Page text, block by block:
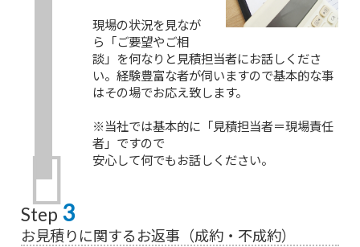
現場の状況を見なが
ら「ご要望やご相
談」を何なりと見積担当者にお話しくださ
い。経験豊富な者が伺いますので基本的な事
はその場でお応え致します。
※当社では基本的に「見積担当者＝現場責任
者」ですので
安心して何でもお話しください。
Step 3
お見積りに関するお返事（成約・不成約）